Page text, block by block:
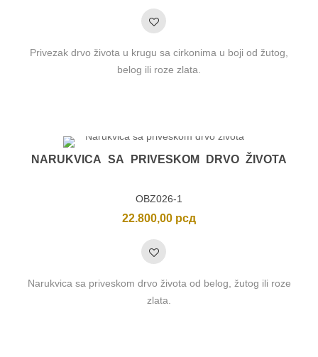
Privezak drvo života u krugu sa cirkonima u boji od žutog,
belog ili roze zlata.
NARUKVICA SA PRIVESKOM DRVO ŽIVOTA
OBZ026-1
22.800,00 рсд
Narukvica sa priveskom drvo života od belog, žutog ili roze
zlata.